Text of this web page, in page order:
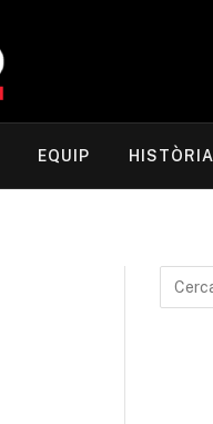
EQUIP HISTÒRIA